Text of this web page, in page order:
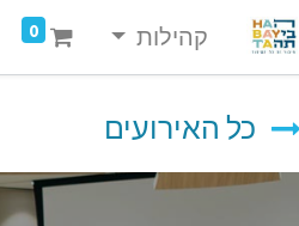
קהילות 0
כל האירועים